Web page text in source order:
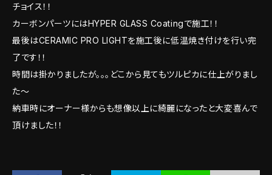
チョイス！！
カーボンパーツにはHYPER GLASS Coatingで施工！！
最後はCERAMIC PRO LIGHTを施工後に低温焼き付けを行い完
了です！！
時間は掛かりましたが。。。どこから見てもツルピカに仕上がりまし
た～
納車時にオーナー様からも想像以上に綺麗になったと大変喜んで
頂けました！！